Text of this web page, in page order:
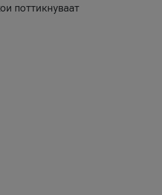
поттикнуваат